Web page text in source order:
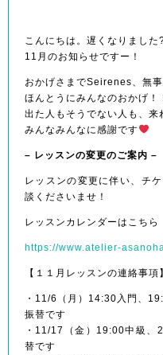
こんにちは。遅くなりました
11月のお知らせですー！
おかげさまでSeirenes、無事
ほんとうにみんなのおかげ！
出た人もそうでない人も、来
みんなみんなに感謝です
– レッスンの変更のご案内 –
レッスンの変更に伴い、チ
談くださいませ！
レッスンカレンダーはこちら
https://www.atelier-
【１１月レッスンの連絡事項
・11/6（月）14:30入門、
振替です
・11/17（金）19:00中級
替です